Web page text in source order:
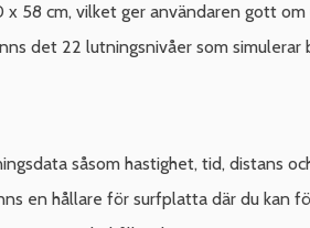
58 cm, vilket ger användaren gott
det 22 lutningsnivåer som
såsom hastighet, tid, distans
en hållare för surfplatta där du kan